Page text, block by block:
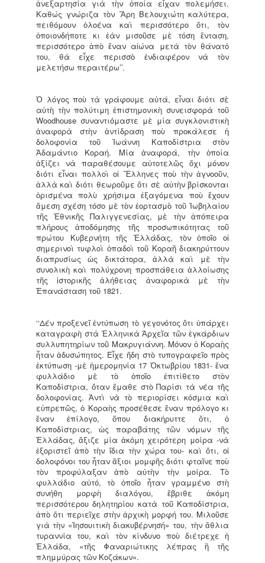
ἀνεξαρτησία γιὰ τὴν ὁποία εἶχαν πολεμήσει.
Καθώς γνώριζα τὸν Ἄρη Βελουχιώτη καλύτερα,
πειθόμουν ὁλοένα καὶ περισσότερο ὅτι, τὸν
ὁποιονδήποτε κι ἐὰν μισοῦσε μὲ τόση ἔνταση,
περισσότερο ἀπὸ ἕναν αἰώνα μετὰ τὸν θάνατό
του, θὰ εἶχε περισσὸ ἐνδιαφέρον νὰ τὸν
μελετήσω περαιτέρω’’.
Ὁ λόγος ποὺ τὰ γράφουμε αὐτά, εἶναι διότι σὲ
αὐτὴ τὴν πολύτιμη ἐπιστημονικὴ συνεισφορὰ τοῦ
Woodhouse συναντιόμαστε μὲ μία συγκλονιστικὴ
ἀναφορὰ στὴν ἀντίδραση ποὺ προκάλεσε ἡ
δολοφονία τοῦ Ἰωάννη Καποδίστρια στὸν
Ἀδαμάντιο Κοραή. Μία ἀναφορά, τὴν ὁποία
ἀξίζει νὰ παραθέσουμε αὐτοτελῶς ὄχι μόνον
διότι εἶναι πολλοὶ οἱ Ἕλληνες ποὺ τὴν ἀγνοοῦν,
ἀλλὰ καὶ διότι θεωροῦμε ὅτι σὲ αὐτὴν βρίσκονται
ὁρισμένα πολὺ χρήσιμα ἐξαγόμενα ποὺ ἔχουν
ἄμεση σχέση τόσο μὲ τὸν ἑορτασμὸ τοῦ Ἰωβηλαίου
τῆς Ἐθνικῆς Παλιγγενεσίας, μὲ τὴν ἀπόπειρα
πλήρους ἀποδόμησης τῆς προσωπικότητας τοῦ
πρώτου Κυβερνήτη τῆς Ἑλλάδας, τὸν ὁποῖο οἱ
σημερινοὶ τυφλοὶ ὀπαδοὶ τοῦ Κοραῆ διακηρύττουν
διαπρυσίως ὡς δικτάτορα, ἀλλὰ καὶ μὲ τὴν
συνολικὴ καὶ πολύχρονη προσπάθεια ἀλλοίωσης
τῆς ἱστορικῆς ἀλήθειας ἀναφορικὰ μὲ τὴν
Ἐπανάσταση τοῦ 1821.
‘‘Δέν προξενεῖ ἐντύπωση τὸ γεγονότος ὅτι ὑπάρχει
καταγραφὴ στὰ Ἑλληνικὰ Ἀρχεῖα τῶν ἐγκάρδιων
συλλυπητηρίων τοῦ Μακρυγιάννη. Μόνον ὁ Κοραὴς
ἦταν ἀδυσώπητος. Εἶχε ἤδη στὸ τυπογραφεῖο πρὸς
ἐκτύπωση -μὲ ἡμερομηνία 17 Ὀκτωβρίου 1831- ἕνα
φυλλάδιο μὲ τὸ ὁποῖο ἐπιτίθετο στὸν
Καποδίστρια, ὅταν ἔμαθε στὸ Παρίσι τὰ νέα τῆς
δολοφονίας. Ἀντὶ νὰ τὸ περιορίσει κόσμια καὶ
εὐπρεπῶς, ὁ Κοραὴς προσέθεσε ἕναν πρόλογο κι
ἕναν ἐπίλογο, ὅπου διακήρυττε ὅτι, ὁ
Καποδίστριας, ὡς παραβάτης τῶν νόμων τῆς
Ἑλλάδας, ἄξιζε μία ἀκόμη χειρότερη μοίρα -νὰ
ἐξοριστεῖ ἀπὸ τὴν ἴδια τὴν χώρα του- καὶ ὅτι, οἱ
δολοφόνοι του ἦταν ἄξιοι μομφῆς διότι φταῖνε ποὺ
τὸν προφύλαξαν ἀπὸ αὐτὴν τὴν μοίρα. Τὸ
φυλλάδιο αὐτό, τὸ ὁποῖο ἦταν γραμμένο στὴ
συνήθη μορφὴ διαλόγου, ἔβριθε ἀκόμη
περισσότερου δηλητηρίου κατὰ τοῦ Καποδίστρια,
ἀπὸ ὅτι περιεῖχε στὴν ἀρχικὴ μορφή του. Μιλοῦσε
γιὰ τὴν «Ἰησουιτικὴ διακυβέρνησή» του, τὴν ἄθλια
τυραννία του, καὶ τὸν κίνδυνο ποὺ διέτρεχε ἡ
Ἑλλάδα, «τῆς Φαναριώτικης λέπρας ἢ τῆς
πλημμύρας τῶν Κοζάκων».